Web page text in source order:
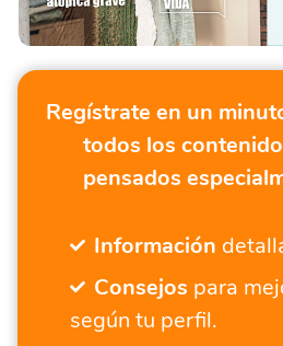
Regístrate en un
todos los
pensados
Información
Consejos para
según tu perfil.